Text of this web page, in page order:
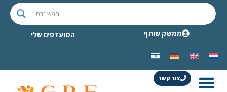
ממשק שותף המועדפים שלי
צור קשר